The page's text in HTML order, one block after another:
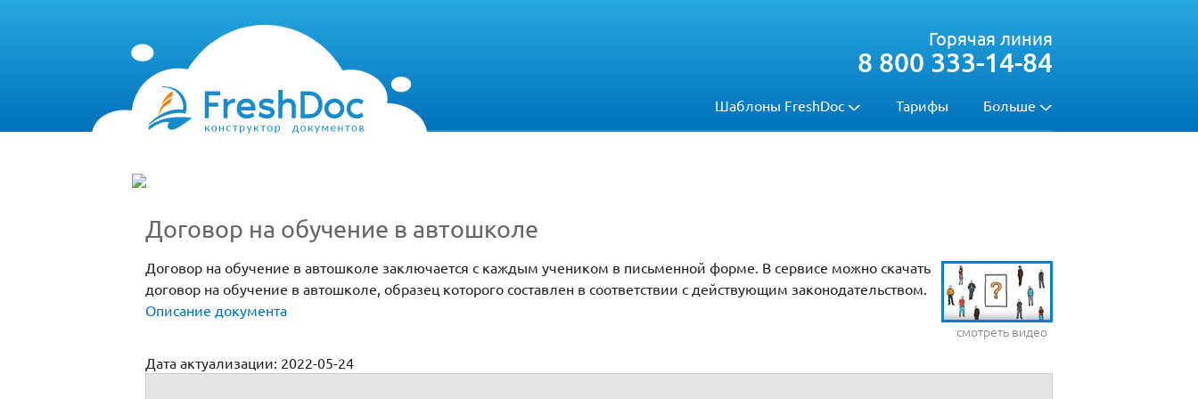
Шаблоны FreshDoc Тарифы Больше
Горячая линия
8 800 333-14-84
Договор на обучение в автошколе
смотреть видео
Договор на обучение в автошколе заключается с каждым учеником в письменной форме. В сервисе можно скачать
договор на обучение в автошколе, образец которого составлен в соответствии с действующим законодательством.
Описание документа
Дата актуализации: 2022-05-24